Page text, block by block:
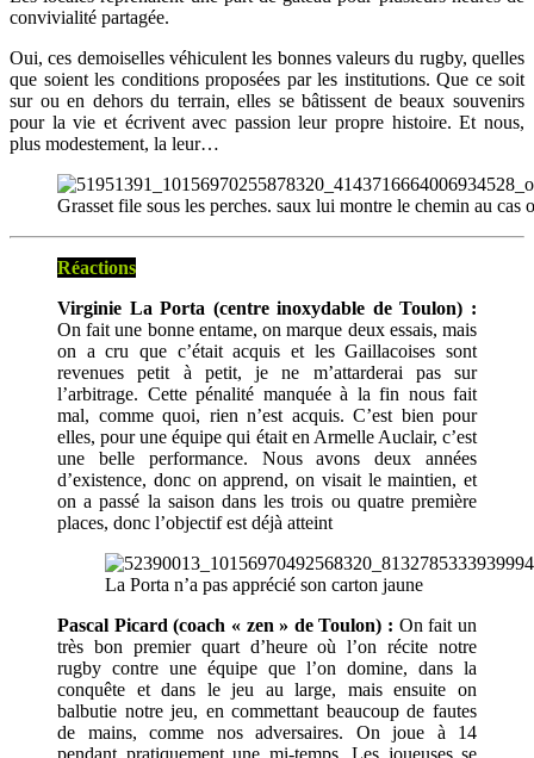
convivialité partagée.
Oui, ces demoiselles véhiculent les bonnes valeurs du rugby, quelles
que soient les conditions proposées par les institutions. Que ce soit
sur ou en dehors du terrain, elles se bâtissent de beaux souvenirs
pour la vie et écrivent avec passion leur propre histoire. Et nous,
plus modestement, la leur…
Grasset file sous les perches. saux lui montre le chemin au cas
Réactions
Virginie La Porta (centre inoxydable de Toulon) :
On fait une bonne entame, on marque deux essais, mais
on a cru que c’était acquis et les Gaillacoises sont
revenues petit à petit, je ne m’attarderai pas sur
l’arbitrage. Cette pénalité manquée à la fin nous fait
mal, comme quoi, rien n’est acquis. C’est bien pour
elles, pour une équipe qui était en Armelle Auclair, c’est
une belle performance. Nous avons deux années
d’existence, donc on apprend, on visait le maintien, et
on a passé la saison dans les trois ou quatre première
places, donc l’objectif est déjà atteint
La Porta n’a pas apprécié son carton jaune
Pascal Picard (coach « zen » de Toulon) : On fait un
très bon premier quart d’heure où l’on récite notre
rugby contre une équipe que l’on domine, dans la
conquête et dans le jeu au large, mais ensuite on
balbutie notre jeu, en commettant beaucoup de fautes
de mains, comme nos adversaires. On joue à 14
pendant pratiquement une mi-temps. Les joueuses se